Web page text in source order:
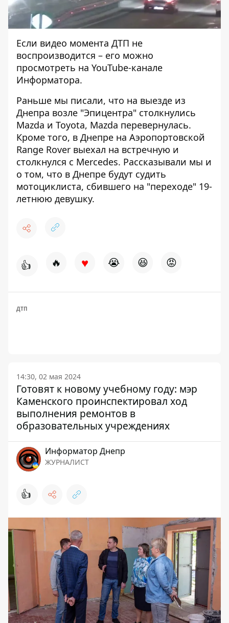
Если видео момента ДТП не
воспроизводится – его можно
просмотреть на YouTube-канале
Информатора.
Раньше мы писали, что на выезде из
Днепра возле "Эпицентра" столкнулись
Mazda и Toyota, Mazda перевернулась.
Кроме того, в Днепре на Аэропортовской
Range Rover выехал на встречную и
столкнулся с Mercedes. Рассказывали мы и
о том, что в Днепре будут судить
мотоциклиста, сбившего на "переходе" 19-
летнюю девушку.
👍 🔥 ♥ 😭 😆 😡
ДТП
14:30, 02 мая 2024
Готовят к новому учебному году: мэр
Каменского проинспектировал ход
выполнения ремонтов в
образовательных учреждениях
Информатор Днепр
ЖУРНАЛИСТ
👍